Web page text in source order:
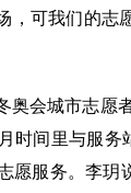
，可我们的志
奥会城市志愿
时间里与服
愿服务。李玥